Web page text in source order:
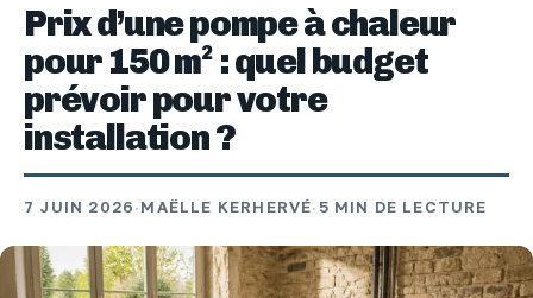
Prix d’une pompe à chaleur
pour 150 m² : quel budget
prévoir pour votre
installation ?
7 JUIN 2026·MAËLLE KERHERVÉ· 5 MIN DE LECTURE